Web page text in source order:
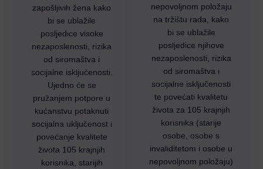
zapošljivih žena kako
bi se ublažile
posljedice visoke
nezaposlenosti, rizika
od siromaštva i
socijalne isključenosti.
Ujedno će se
pružanjem potpore u
kućanstvu potaknuti
socijalna uključenost i
povećanje kvalitete
života 105 krajnjih
korisnika, starijih
nepovoljnom položaju
na tržištu rada, kako
bi se ublažile
posljedice njihove
nezaposlenosti, rizika
od siromaštva i
socijalne isključenosti
te povećati kvalitetu
života za 105 krajnjih
korisnika (starije
osobe, osobe s
invaliditetom i osobe u
nepovoljnom položaju)